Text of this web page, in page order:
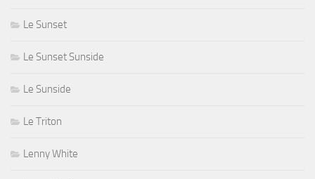
Le Sunset
Le Sunset Sunside
Le Sunside
Le Triton
Lenny White